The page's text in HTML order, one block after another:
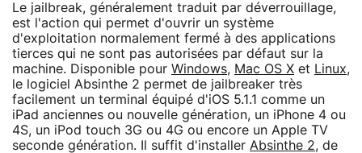
Le jailbreak, généralement traduit par déverrouillage,
est l'action qui permet d'ouvrir un système
d'exploitation normalement fermé à des applications
tierces qui ne sont pas autorisées par défaut sur la
machine. Disponible pour Windows, Mac OS X et Linux,
le logiciel Absinthe 2 permet de jailbreaker très
facilement un terminal équipé d'iOS 5.1.1 comme un
iPad anciennes ou nouvelle génération, un iPhone 4 ou
4S, un iPod touch 3G ou 4G ou encore un Apple TV
seconde génération. Il suffit d'installer Absinthe 2, de